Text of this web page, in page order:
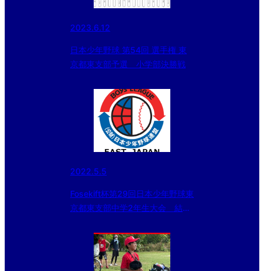
2023.6.12
日本少年野球 第54回 選手権 東
京都東支部予選 小学部決勝戦
2022.5.5
Fosekift杯第29回日本少年野球東
京都東支部中学2年生大会 結果